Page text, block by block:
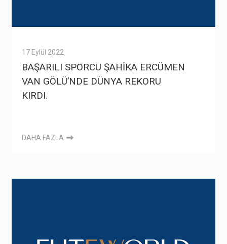
17 Eylül 2022
BAŞARILI SPORCU ŞAHİKA ERCÜMEN
VAN GÖLÜ’NDE DÜNYA REKORU
KIRDI.
DAHA FAZLA